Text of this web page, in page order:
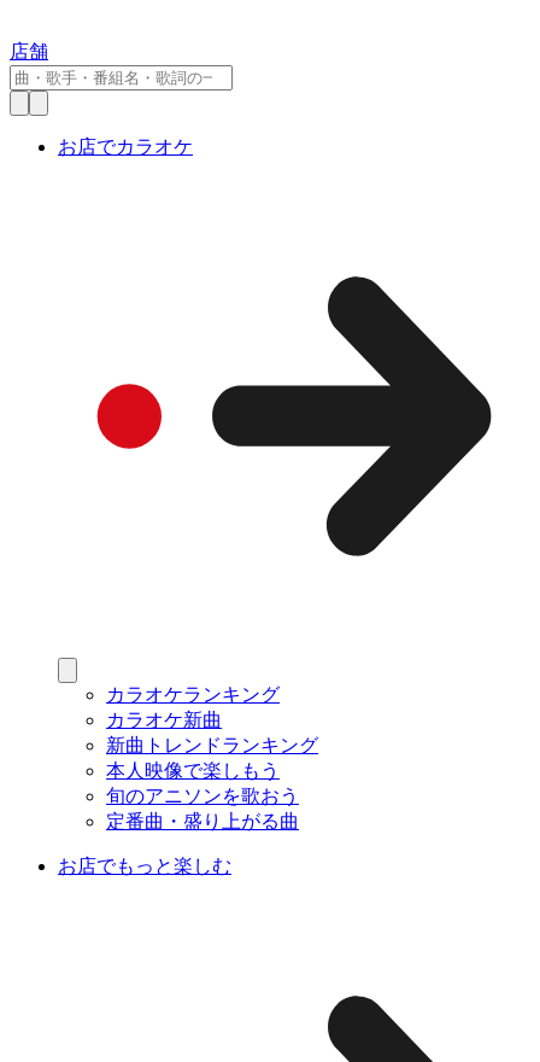
店舗
お店でカラオケ
カラオケランキング
カラオケ新曲
新曲トレンドランキング
本人映像で楽しもう
旬のアニソンを歌おう
定番曲・盛り上がる曲
お店でもっと楽しむ